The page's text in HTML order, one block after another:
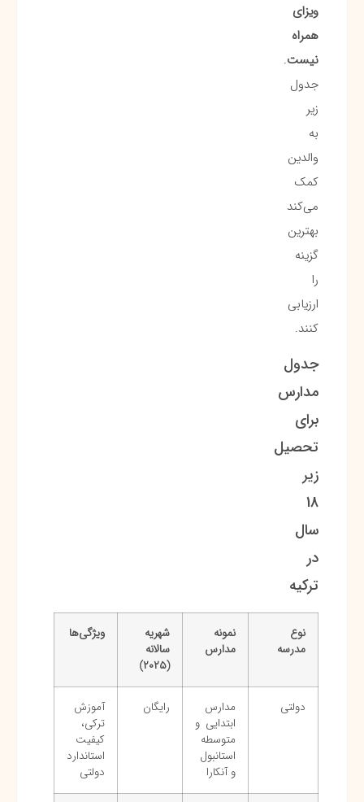
ویزای
همراه
نیست.
جدول
زیر
به
والدین
کمک
می‌کند
بهترین
گزینه
را
ارزیابی
کنند.
جدول
مدارس
برای
تحصیل
زیر
18
سال
در
ترکیه
نوع
مدرسه
نمونه
مدارس
شهریه
سالانه
(۲۰۲۵)
ویژگی‌ها
دولتی
مدارس
ابتدایی و
متوسطه
استانبول
و آنکارا
رایگان
آموزش
ترکی،
کیفیت
استاندارد
دولتی